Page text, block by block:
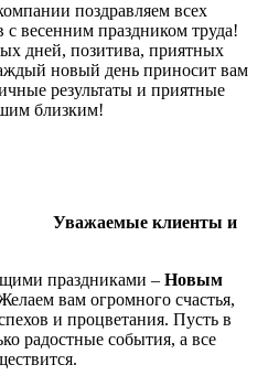
поздравляем всех
весенним праздником труда!
дней, позитива, приятных
новый день приносит вам
результаты и приятные
близким!
Уважаемые клиенты и
праздниками – Новым
вам огромного счастья,
и процветания. Пусть в
радостные события, а все